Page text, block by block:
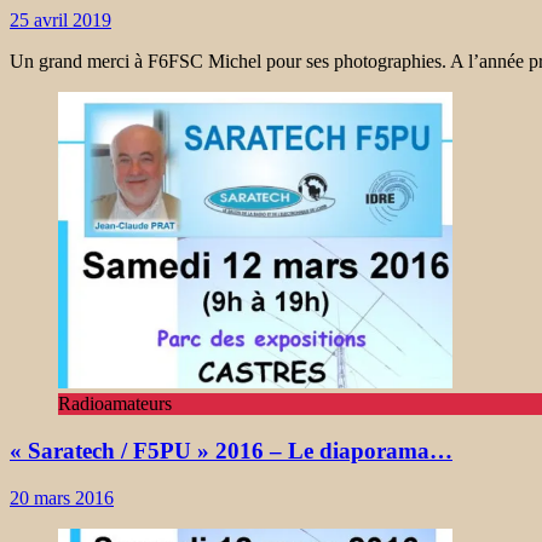
25 avril 2019
Un grand merci à F6FSC Michel pour ses photographies. A l’année
Radioamateurs
« Saratech / F5PU » 2016 – Le diaporama…
20 mars 2016